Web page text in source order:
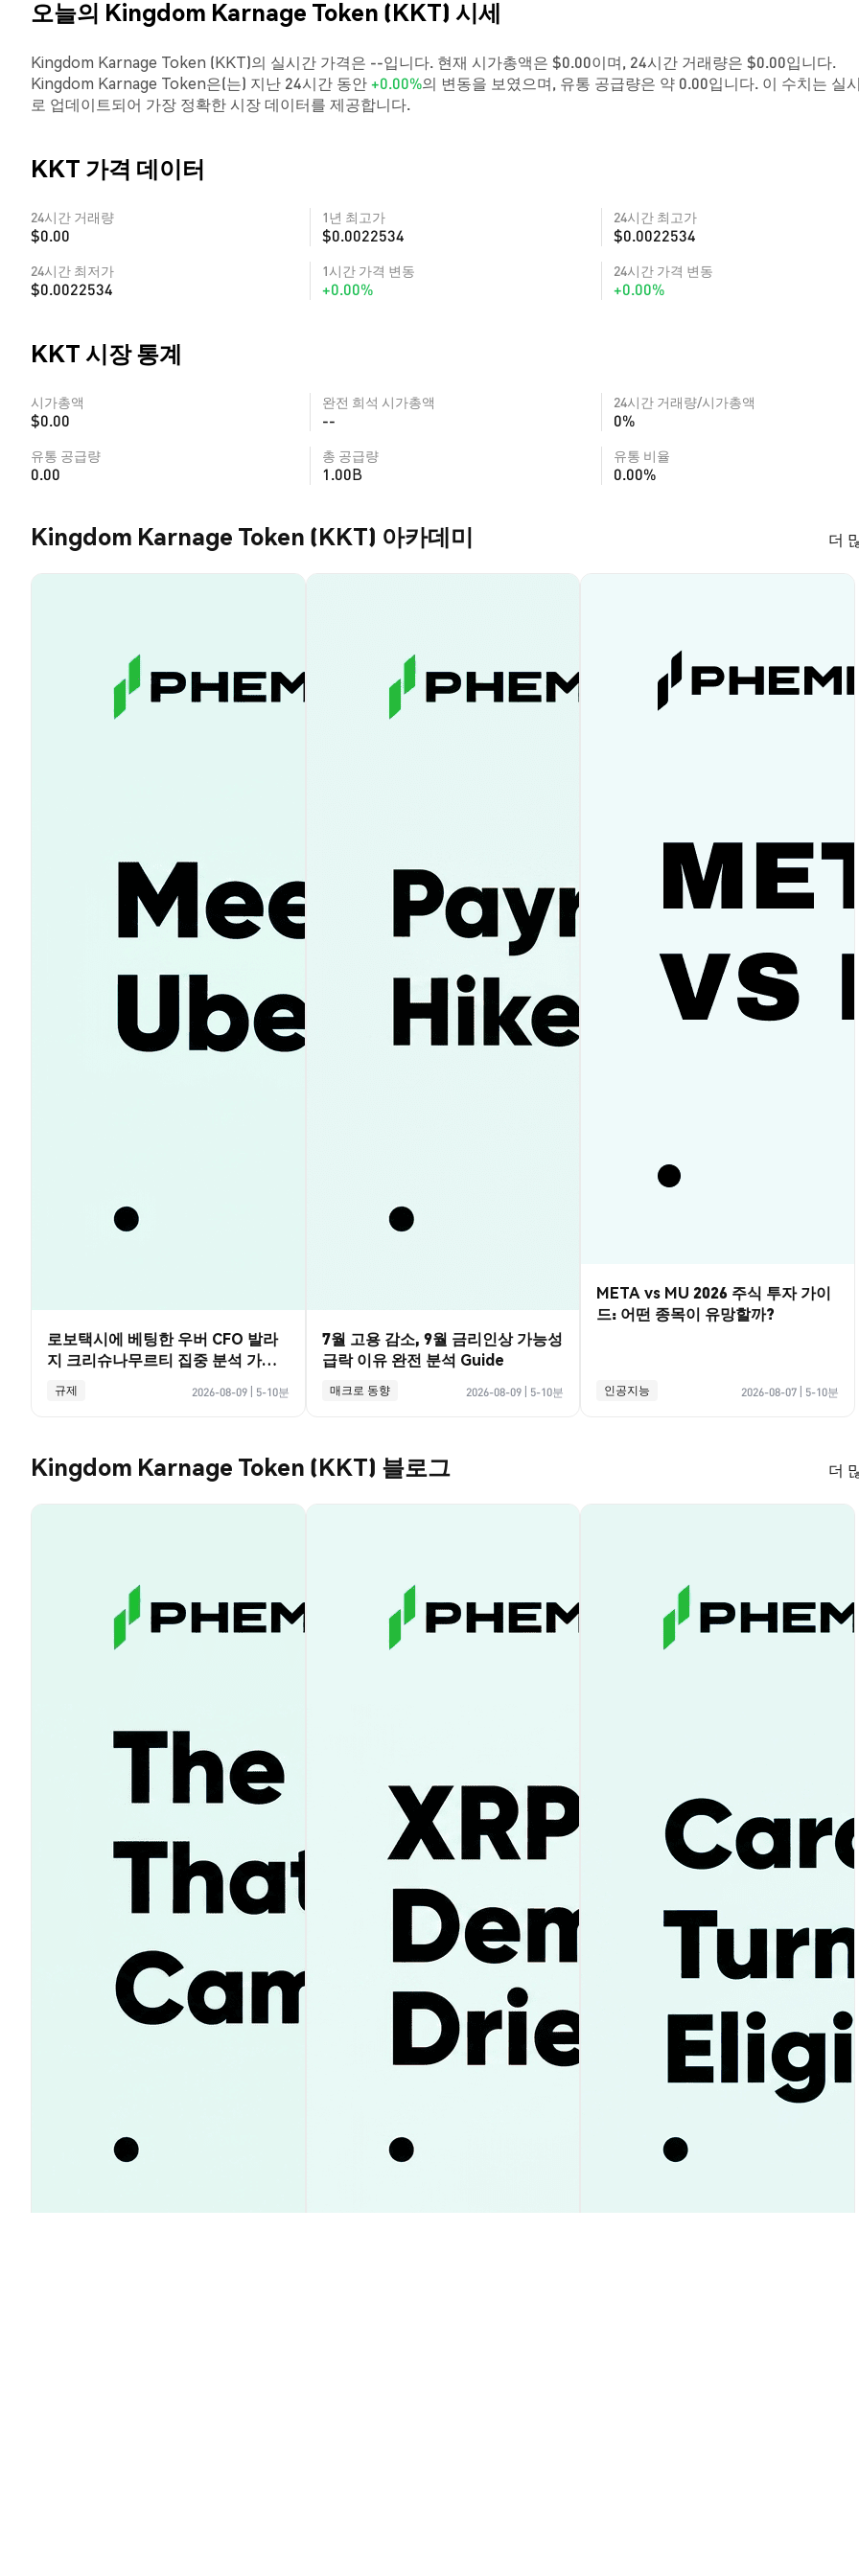
오늘의 Kingdom Karnage Token (KKT) 시세
Kingdom Karnage Token (KKT)의 실시간 가격은 --입니다. 현재 시가총액은 $0.00이며, 24시간 거래량은 $0.00입니다.
Kingdom Karnage Token은(는) 지난 24시간 동안+0.00%의 변동을 보였으며, 유통 공급량은 약 0.00입니다. 이 수치는 실
로 업데이트되어 가장 정확한 시장 데이터를 제공합니다.
KKT 가격 데이터
24시간 거래량
$0.00
1년 최고가
$0.0022534
24시간 최고가
$0.0022534
24시간 최저가
$0.0022534
1시간 가격 변동
+0.00%
24시간 가격 변동
+0.00%
KKT 시장 통계
시가총액
$0.00
완전 희석 시가총액
--
24시간 거래량/시가총액
0%
유통 공급량
0.00
총 공급량
1.00B
유통 비율
0.00%
Kingdom Karnage Token (KKT) 아카데미 더
로보택시에 베팅한 우버 CFO 발라
지 크리슈나무르티 집중 분석 가이
규제 2026-08-09 5-10분
7월 고용 감소, 9월 금리인상 가능성
급락 이유 완전 분석 Guide
매크로 동향 2026-08-09 5-10분
META vs MU 2026 주식 투자 가이
드: 어떤 종목이 유망할까?
인공지능 2026-08-07 5-10분
Kingdom Karnage Token (KKT) 블로그 더